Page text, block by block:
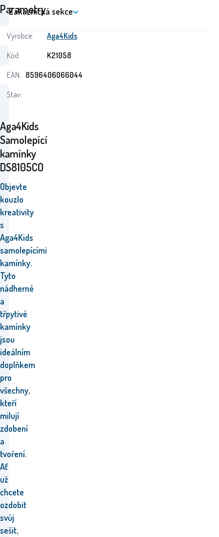
Aga4Kids
Samolepící
kamínky
DS8105CO
Objevte
kouzlo
kreativity
s
Aga4Kids
samolepícími
kamínky.
Tyto
nádherné
a
třpytivé
kamínky
jsou
ideálním
doplňkem
pro
všechny,
kteří
milují
zdobení
a
tvoření.
Ať
už
chcete
ozdobit
svůj
sešit,
Parametry
Výrobce:
Aga4Kids
Kód:
K21058
EAN: 8596406066044
Stav:
Zákaznická sekce